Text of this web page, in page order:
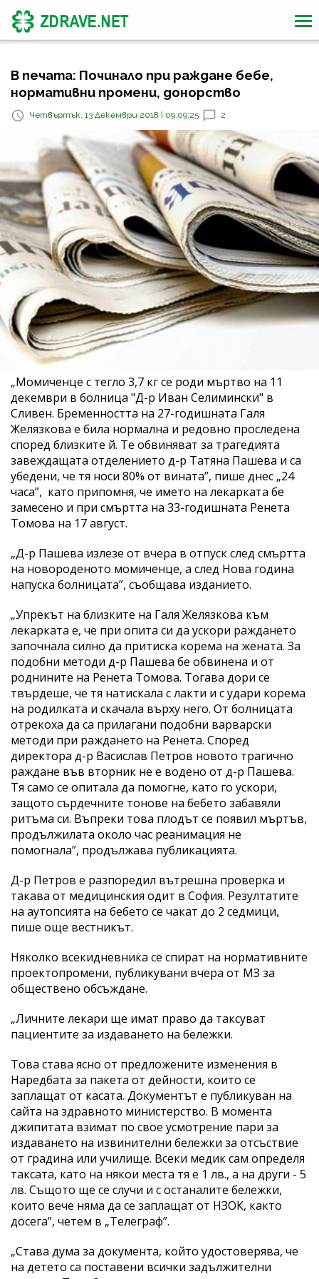
В печата: Починало при раждане бебе,
нормативни промени, донорство
Четвъртък, 13 Декември 2018 | 09:09:25 2
„Момиченце с тегло 3,7 кг се роди мъртво на 11
декември в болница "Д-р Иван Селимински" в
Сливен. Бременността на 27-годишната Галя
Желязкова е била нормална и редовно проследена
според близките й. Те обвиняват за трагедията
завеждащата отделението д-р Татяна Пашева и са
убедени, че тя носи 80% от вината”, пише днес „24
часа”, като припомня, че името на лекарката бе
замесено и при смъртта на 33-годишната Ренета
Томова на 17 август.
„Д-р Пашева излезе от вчера в отпуск след смъртта
на новороденото момиченце, а след Нова година
напуска болницата”, съобщава изданието.
„Упрекът на близките на Галя Желязкова към
лекарката е, че при опита си да ускори раждането
започнала силно да притиска корема на жената. За
подобни методи д-р Пашева бе обвинена и от
роднините на Ренета Томова. Тогава дори се
твърдеше, че тя натискала с лакти и с удари корема
на родилката и скачала върху него. От болницата
отрекоха да са прилагани подобни варварски
методи при раждането на Ренета. Според
директора д-р Васислав Петров новото трагично
раждане във вторник не е водено от д-р Пашева.
Тя само се опитала да помогне, като го ускори,
защото сърдечните тонове на бебето забавяли
ритъма си. Въпреки това плодът се появил мъртъв,
продължилата около час реанимация не
помогнала”, продължава публикацията.
Д-р Петров е разпоредил вътрешна проверка и
такава от медицинския одит в София. Резултатите
на аутопсията на бебето се чакат до 2 седмици,
пише още вестникът.
Няколко всекидневника се спират на нормативните
проектопромени, публикувани вчера от МЗ за
обществено обсъждане.
„Личните лекари ще имат право да таксуват
пациентите за издаването на бележки.
Това става ясно от предложените изменения в
Наредбата за пакета от дейности, които се
заплащат от касата. Документът е публикуван на
сайта на здравното министерство. В момента
джипитата взимат по свое усмотрение пари за
издаването на извинителни бележки за отсъствие
от градина или училище. Всеки медик сам определя
таксата, като на някои места тя е 1 лв., а на други - 5
лв. Същото ще се случи и с останалите бележки,
които вече няма да се заплащат от НЗОК, както
досега”, четем в „Телеграф”.
„Става дума за документа, който удостоверява, че
на детето са поставени всички задължителни